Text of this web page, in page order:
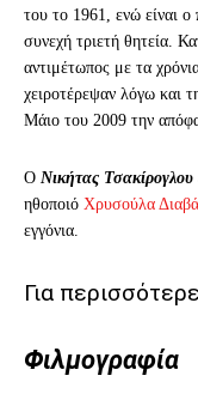
του το 1961, ενώ είναι
συνεχή τριετή θητεία.
αντιμέτωπος με τα
χειροτέρεψαν λόγω και
Μάιο του 2009 την
Ο Νικήτας Τσακίρογλου
ηθοποιό Χρυσούλα
εγγόνια.
Για
Φιλμογραφία